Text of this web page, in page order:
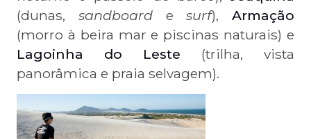
(dunas, sandboardesurf), Armação
(morro à beira mar e piscinas naturais) e
Lagoinha do Leste (trilha, vista
panorâmica e praia selvagem).